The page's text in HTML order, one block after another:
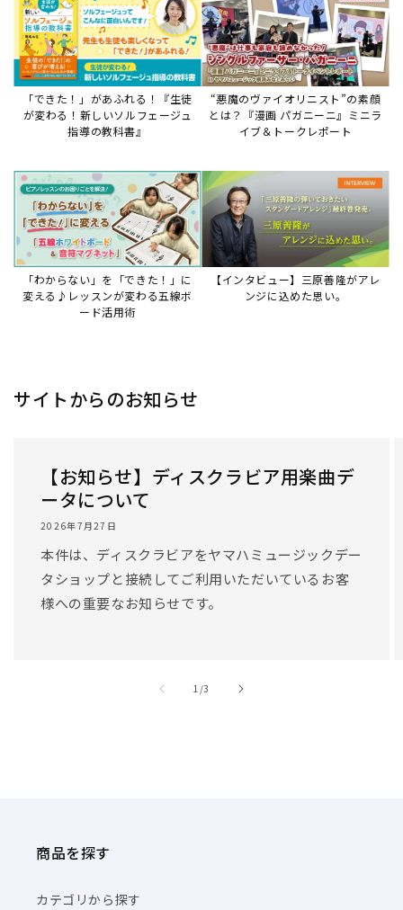
「できた！」があふれる！『生徒
が変わる！新しいソルフェージュ
指導の教科書』
“悪魔のヴァイオリニスト”の素顔
とは？『漫画 パガニーニ』ミニラ
イブ＆トークレポート
「わからない」を「できた！」に
変える♪レッスンが変わる五線ボ
ード活用術
【インタビュー】三原善隆がアレ
ンジに込めた思い。
サイトからのお知らせ
【お知らせ】ディスクラビア用楽曲デ
ータについて
2026年7月27日
本件は、ディスクラビアをヤマハミュージックデー
タショップと接続してご利用いただいているお客
様への重要なお知らせです。
1 //3
商品を探す
カテゴリから探す